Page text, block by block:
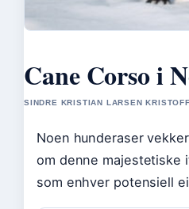
Cane Corso i
SINDRE KRISTIAN LARSEN
Noen hunderaser
om denne majestetiske
som enhver potensiell